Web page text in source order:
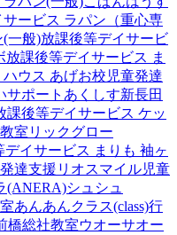
ービス ラパン（重心専
(一般)放課後等デイサービ
放課後等デイサービス ま
ハウス あげお校 児童発達
サポートあくしす新長田
課後等デイサービス ケッ
室 リックグロー
デイサービス まりも 袖ヶ
達支援 リオスマイル児童
(ANERA)シュシュ
あんあんクラス(class)行
橋総社教室ウオーサオー